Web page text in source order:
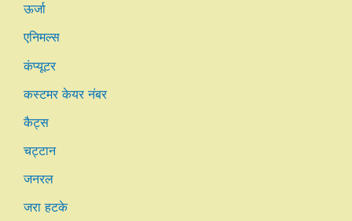
ऊर्जा
एनिमल्स
कंप्यूटर
कस्टमर केयर नंबर
कैट्स
चट्टान
जनरल
जरा हटके